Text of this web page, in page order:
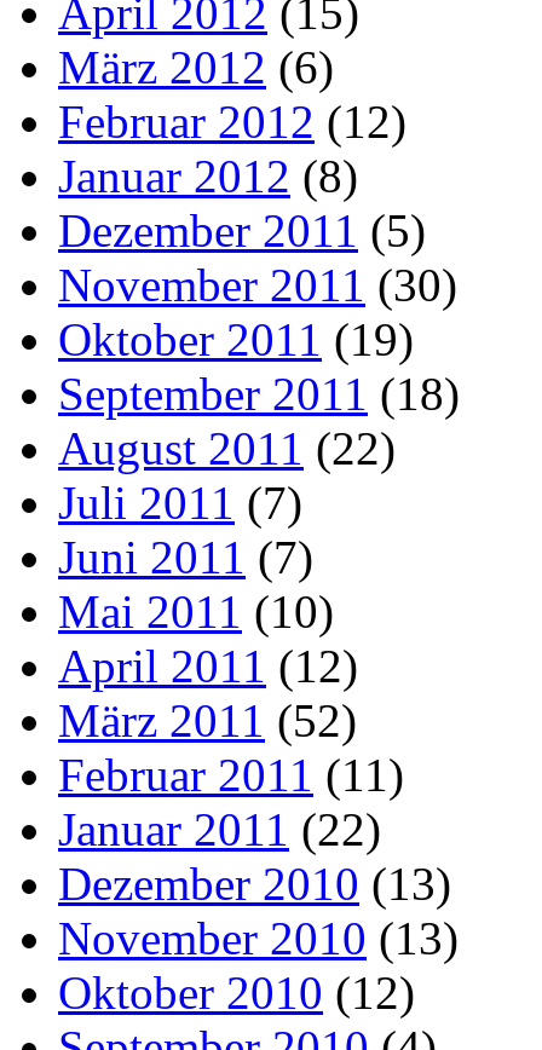
April 2012 (15)
März 2012 (6)
Februar 2012 (12)
Januar 2012 (8)
Dezember 2011 (5)
November 2011 (30)
Oktober 2011 (19)
September 2011 (18)
August 2011 (22)
Juli 2011 (7)
Juni 2011 (7)
Mai 2011 (10)
April 2011 (12)
März 2011 (52)
Februar 2011 (11)
Januar 2011 (22)
Dezember 2010 (13)
November 2010 (13)
Oktober 2010 (12)